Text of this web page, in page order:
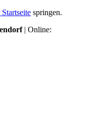
springen.
| Online: